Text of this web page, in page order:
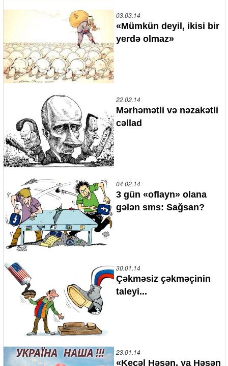
03.03.14
«Mümkün deyil, ikisi bir
yerdə olmaz»
22.02.14
Mərhəmətli və nəzakətli
cəllad
04.02.14
3 gün «oflayn» olana
gələn sms: Sağsan?
30.01.14
Çəkməsiz çəkməçinin
taleyi...
23.01.14
«Keçəl Həsən, ya Həsən